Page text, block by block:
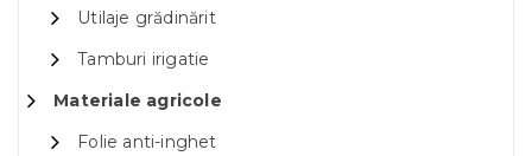
Utilaje grădinărit
Tamburi irigatie
Materiale agricole
Folie anti-inghet